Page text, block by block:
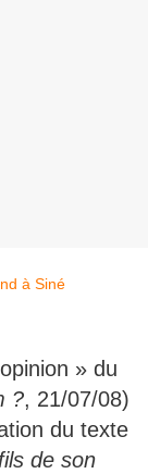
» du
?, 21/07/08)
du texte
de son